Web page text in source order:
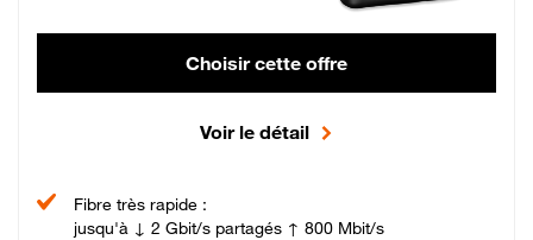
Choisir cette offre
Voir le détail
Fibre très rapide :
jusqu'à ↓ 2 Gbit/s partagés ↑ 800 Mbit/s